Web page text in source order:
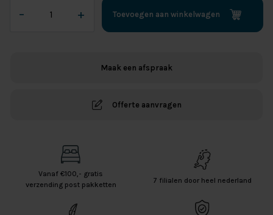
–
Taupe
+ Toevoegen aan winkelwagen
Maak een afspraak
Offerte aanvragen
Vanaf €100,- gratis
verzending post pakketten
7 filialen door heel nederland